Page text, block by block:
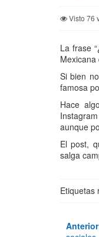
Visto 76
La frase
Si bien
famosa
Hace
aunque
El post,
salga
Etiquetas